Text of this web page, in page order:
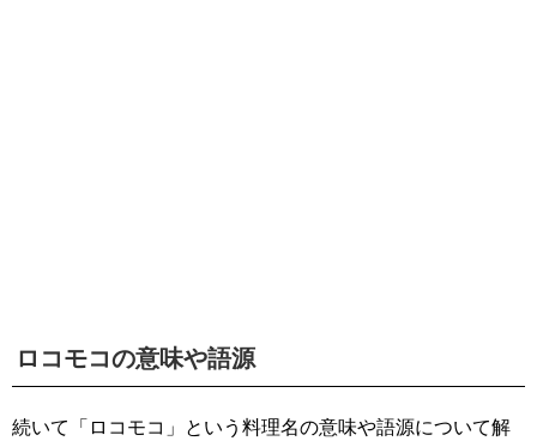
ロコモコの意味や語源
続いて「ロコモコ」という料理名の意味や語源について解